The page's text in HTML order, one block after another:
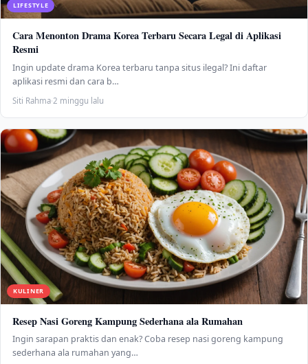
LIFESTYLE
Cara Menonton Drama Korea Terbaru Secara Legal di Aplikasi
Resmi
Ingin update drama Korea terbaru tanpa situs ilegal? Ini daftar
aplikasi resmi dan cara b…
Siti Rahma·2 minggu lalu
KULINER
Resep Nasi Goreng Kampung Sederhana ala Rumahan
Ingin sarapan praktis dan enak? Coba resep nasi goreng kampung
sederhana ala rumahan yang…